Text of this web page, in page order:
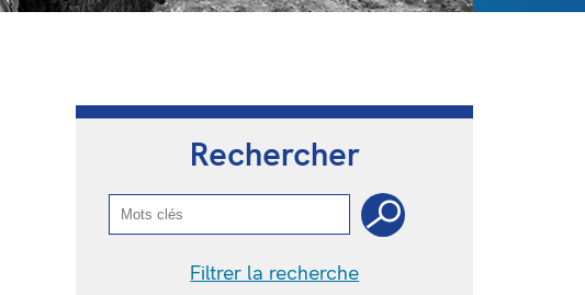
Rechercher
Filtrer la recherche